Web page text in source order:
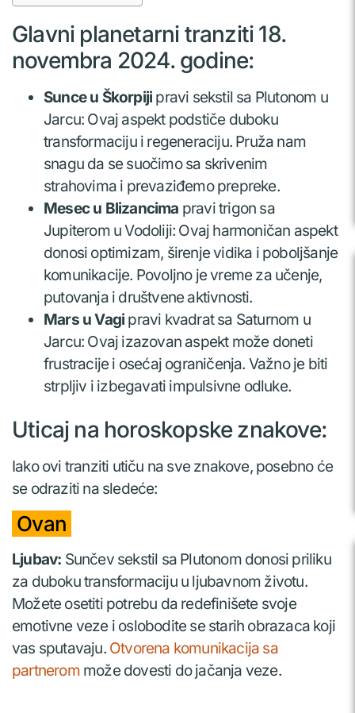
Glavni planetarni tranziti 18.
novembra 2024. godine:
Sunce u Škorpiji pravi sekstil sa Plutonom u
Jarcu: Ovaj aspekt podstiče duboku
transformaciju i regeneraciju. Pruža nam
snagu da se suočimo sa skrivenim
strahovima i prevaziđemo prepreke.
Mesec u Blizancima pravi trigon sa
Jupiterom u Vodoliji: Ovaj harmoničan aspekt
donosi optimizam, širenje vidika i poboljšanje
komunikacije. Povoljno je vreme za učenje,
putovanja i društvene aktivnosti.
Mars u Vagi pravi kvadrat sa Saturnom u
Jarcu: Ovaj izazovan aspekt može doneti
frustracije i osećaj ograničenja. Važno je biti
strpljiv i izbegavati impulsivne odluke.
Uticaj na horoskopske znakove:
Iako ovi tranziti utiču na sve znakove, posebno će
se odraziti na sledeće:
Ovan
Ljubav: Sunčev sekstil sa Plutonom donosi priliku
za duboku transformaciju u ljubavnom životu.
Možete osetiti potrebu da redefinišete svoje
emotivne veze i oslobodite se starih obrazaca koji
vas sputavaju. Otvorena komunikacija sa
partnerommože dovesti do jačanja veze.